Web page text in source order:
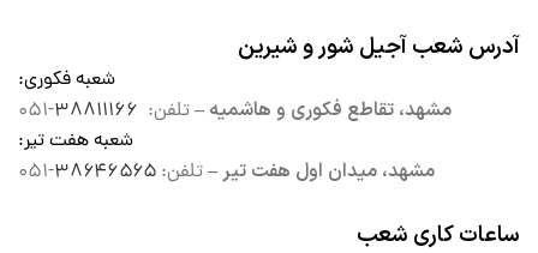
آدرس شعب آجیل شور و شیرین
شعبه فکوری:
مشهد، تقاطع فکوری و هاشمیه –تلفن: ۳۸۸۱۱۱۶۶-۰۵۱
شعبه هفت تیر:
مشهد، میدان اول هفت تیر –تلفن: ۳۸۶۴۶۵۶۵-۰۵۱
ساعات کاری شعب